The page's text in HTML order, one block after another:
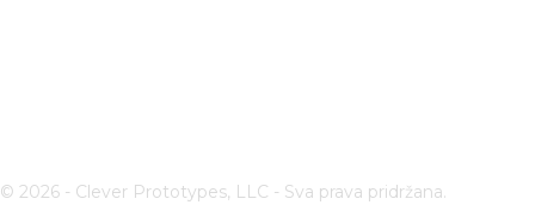
© 2026 - Clever Prototypes, LLC - Sva prava pridržana.